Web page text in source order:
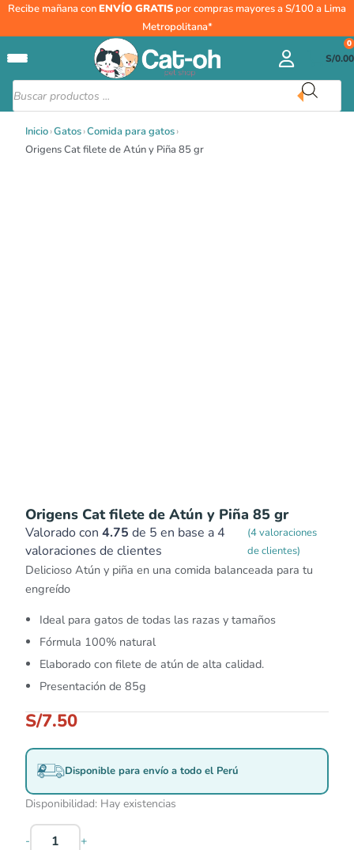
Recibe mañana conENVÍO GRATIS por compras mayores a S/100 a Lima
Metropolitana*
Búsqueda
de
productos
S/0.00
0
Inicio›Gatos›Comida para gatos›
Origens Cat filete de Atún y Piña 85 gr
Origens Cat filete de Atún y Piña 85 gr
Valorado con 4.75 de 5 en base a 4
valoraciones de clientes
(4valoraciones
de clientes)
Delicioso Atún y piña en una comida balanceada para tu
engreído
Ideal para gatos de todas las razas y tamaños
Fórmula 100% natural
Elaborado con filete de atún de alta calidad.
Presentación de 85g
S/7.50
Disponible para envío a todo el Perú
Disponibilidad: Hay existencias
-
Origens
de
Atún
y
85
gr
+